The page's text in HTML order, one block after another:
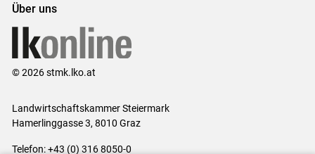
Über uns
© 2026 stmk.lko.at
Landwirtschaftskammer Steiermark
Hamerlinggasse 3, 8010 Graz
Telefon: +43 (0) 316 8050-0